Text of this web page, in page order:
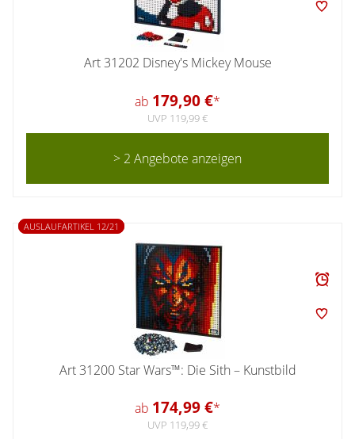
Art 31202 Disney's Mickey Mouse
ab 179,90 €*
UVP 119,99 €
> 2 Angebote anzeigen
AUSLAUFARTIKEL 12/21
Art 31200 Star Wars™: Die Sith – Kunstbild
ab 174,99 €*
UVP 119,99 €